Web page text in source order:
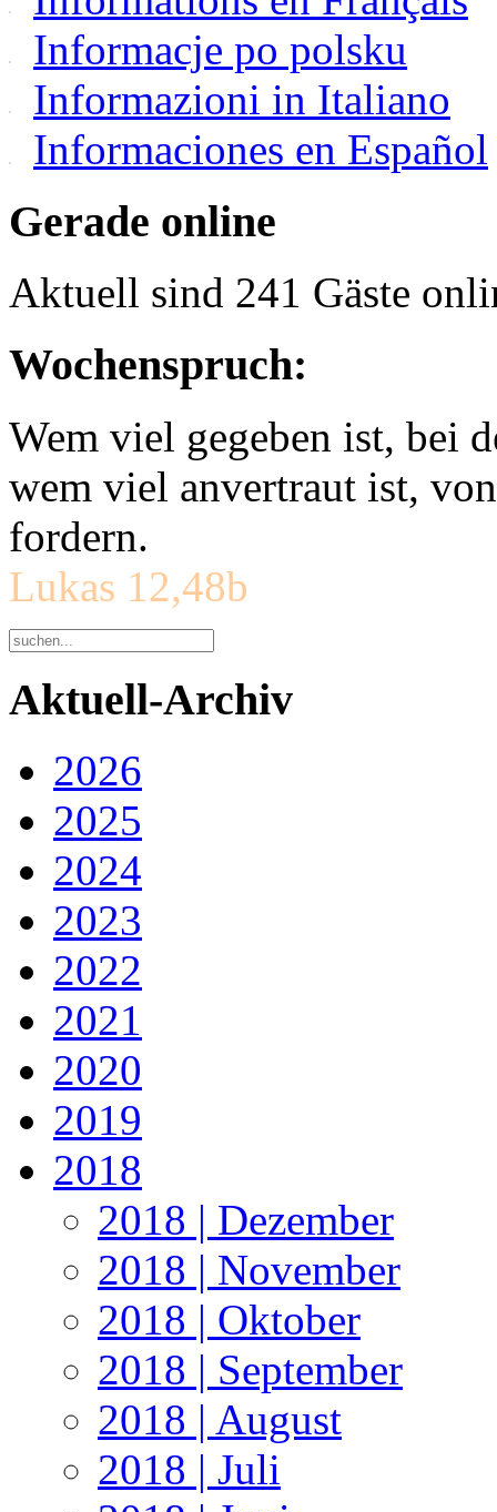
Informacje po polsku
Informazioni in Italiano
Informaciones en Español
Gerade online
Aktuell sind 241 Gäste
Wochenspruch:
Wem viel gegeben ist, bei
wem viel anvertraut ist,
fordern.
Lukas 12,48b
Aktuell-Archiv
2026
2025
2024
2023
2022
2021
2020
2019
2018
2018 | Dezember
2018 | November
2018 | Oktober
2018 | September
2018 | August
2018 | Juli